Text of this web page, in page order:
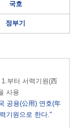
국호
정부기
1.부터 서력기원(西
사용
공용(公用) 연호(年
기원으로 한다."